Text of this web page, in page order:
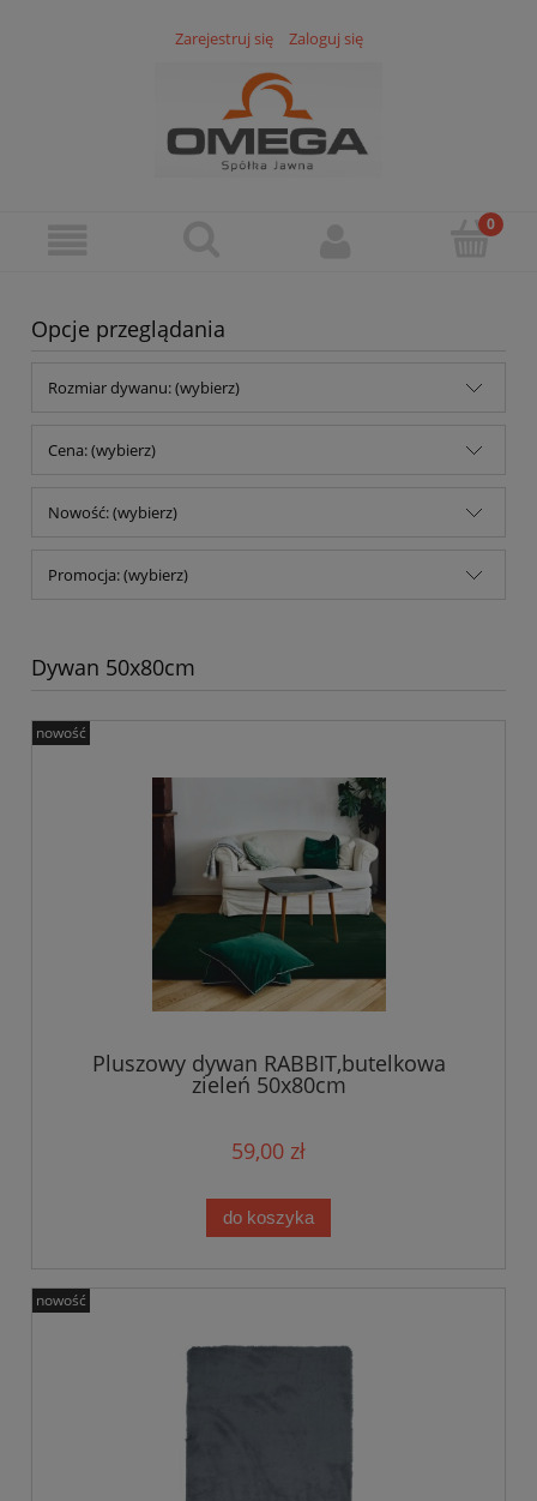
Zarejestruj się Zaloguj się
Opcje przeglądania
Rozmiar dywanu: (wybierz)
Cena: (wybierz)
Nowość: (wybierz)
Promocja: (wybierz)
Dywan 50x80cm
Pluszowy dywan RABBIT,butelkowa
zieleń 50x80cm
59,00 zł
do koszyka
nowość
nowość